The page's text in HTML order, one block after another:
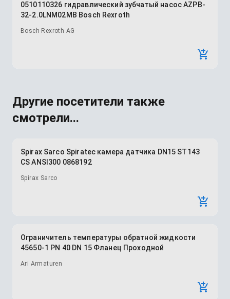
0510110326 гидравлический зубчатый насос AZPB-
32-2.0LNM02MB Bosch Rexroth
Bosch Rexroth AG
Другие посетители также
смотрели...
Spirax Sarco Spiratec камера датчика DN15 ST143
CS ANSI300 0868192
Spirax Sarco
Ограничитель температуры обратной жидкости
45650-1 PN 40 DN 15 Фланец Проходной
Ari Armaturen